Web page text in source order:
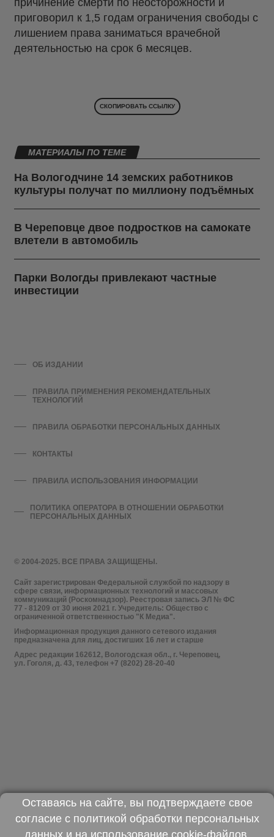
приговорил к 1,5 годам ограничения свободы с
лишением права заниматься врачебной
деятельностью на срок 6 месяцев.
СКОПИРОВАТЬ ССЫЛКУ
МАТЕРИАЛЫ ПО ТЕМЕ
На Вологодчине 14 земских работников
культуры получат по миллиону подъёмных
В Череповце двое подростков на самокате
влетели в автомобиль
Парки Вологды привлекают частные
инвестиции
© 2004-2025. ВСЕ ПРАВА ЗАЩИЩЕНЫ.
Сайт зарегистрирован Федеральной службой по надзору в
сфере связи, информационных технологий и массовых
коммуникаций (Роскомнадзор). Реестровая запись ЭЛ № ФС
77 - 81209 от 30 июня 2021 г. Учредитель: Общество с
ограниченной ответственностью "К Медиа".
Информационная продукция данного сетевого издания
предназначена для лиц, достигших 16 лет и старше
Адрес редакции 162612, Вологодская обл., г. Череповец,
ул. Гоголя, д. 43, телефон +7 (8202) 28-20-40
ОБ ИЗДАНИИ
ПРАВИЛА ПРИМЕНЕНИЯ РЕКОМЕНДАТЕЛЬНЫХ
ТЕХНОЛОГИЙ
ПРАВИЛА ОБРАБОТКИ ПЕРСОНАЛЬНЫХ ДАННЫХ
КОНТАКТЫ
ПРАВИЛА ИСПОЛЬЗОВАНИЯ ИНФОРМАЦИИ
ПОЛИТИКА ОПЕРАТОРА В ОТНОШЕНИИ ОБРАБОТКИ
ПЕРСОНАЛЬНЫХ ДАННЫХ
Оставаясь на сайте, вы подтверждаете свое
согласие с политикой обработки персональных
данныхи на использование cookie-файлов